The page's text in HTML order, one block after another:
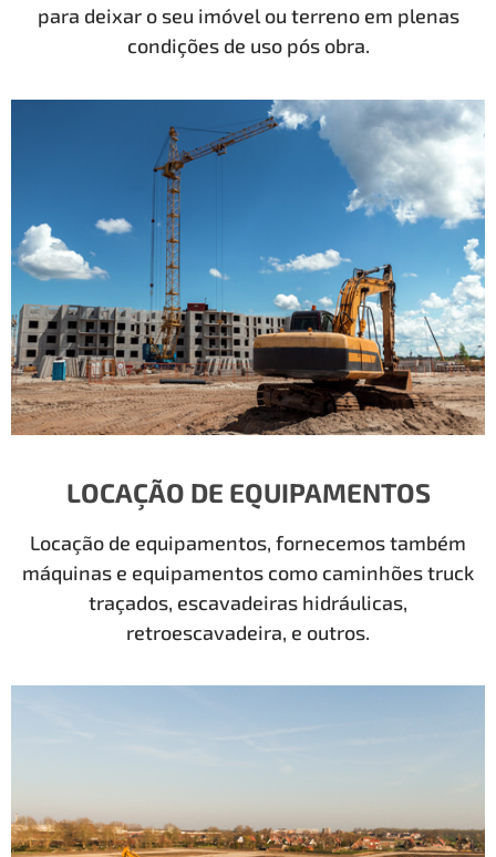
para deixar o seu imóvel ou terreno em plenas
condições de uso pós obra.
LOCAÇÃO DE EQUIPAMENTOS
Locação de equipamentos, fornecemos também
máquinas e equipamentos como caminhões truck
traçados, escavadeiras hidráulicas,
retroescavadeira, e outros.